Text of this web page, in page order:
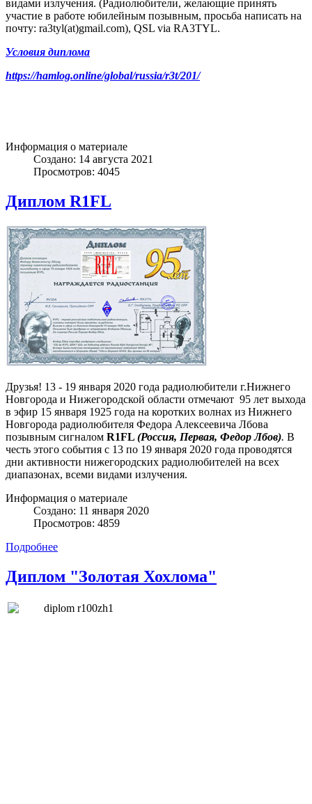
видами излучения. (Радиолюбители, желающие принять
участие в работе юбилейным позывным, просьба написать на
почту: ra3tyl(at)gmail.com), QSL via RA3TYL.
Условия диплома
https://hamlog.online/global/russia/r3t/201/
Информация о материале
Создано: 14 августа 2021
Просмотров: 4045
Диплом R1FL
Друзья! 13 - 19 января 2020 года радиолюбители г.Нижнего
Новгорода и Нижегородской области отмечают 95 лет выхода
в эфир 15 января 1925 года на коротких волнах из Нижнего
Новгорода радиолюбителя Федора Алексеевича Лбова
позывным сигналом R1FL (Россия, Первая, Федор Лбов). В
честь этого события с 13 по 19 января 2020 года проводятся
дни активности нижегородских радиолюбителей на всех
диапазонах, всеми видами излучения.
Информация о материале
Создано: 11 января 2020
Просмотров: 4859
Подробнее
Диплом "Золотая Хохлома"